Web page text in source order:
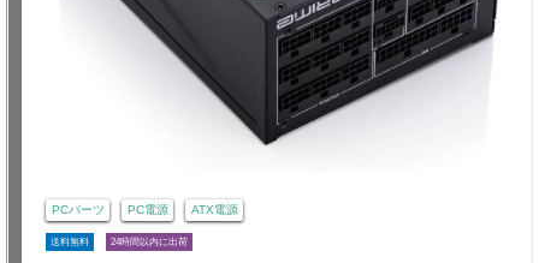
PCパーツ PC電源 ATX電源
送料無料 24時間以内に出荷